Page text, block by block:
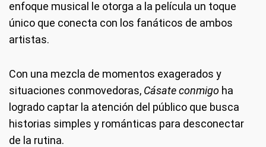
enfoque musical le otorga a la película un toque
único que conecta con los fanáticos de ambos
artistas.
Con una mezcla de momentos exagerados y
situaciones conmovedoras, Cásate conmigo ha
logrado captar la atención del público que busca
historias simples y románticas para desconectar
de la rutina.